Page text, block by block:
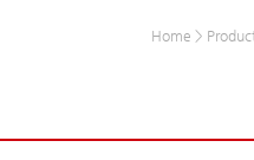
Home >